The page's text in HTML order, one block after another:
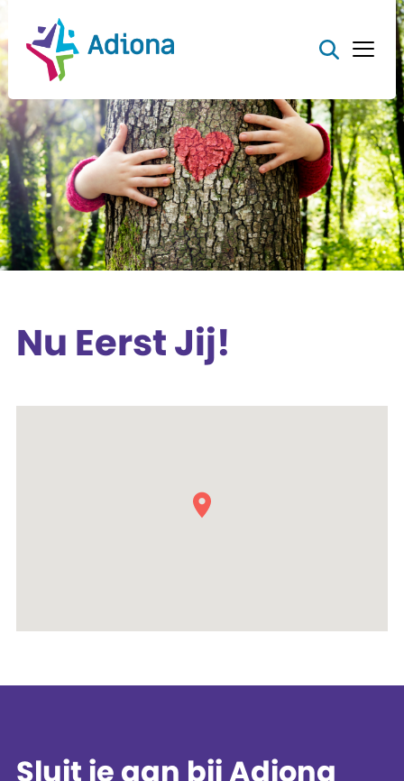
Nu Eerst Jij!
Sluit je aan bij Adiona